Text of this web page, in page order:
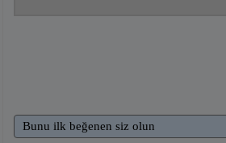
Bunu ilk beğenen siz olun